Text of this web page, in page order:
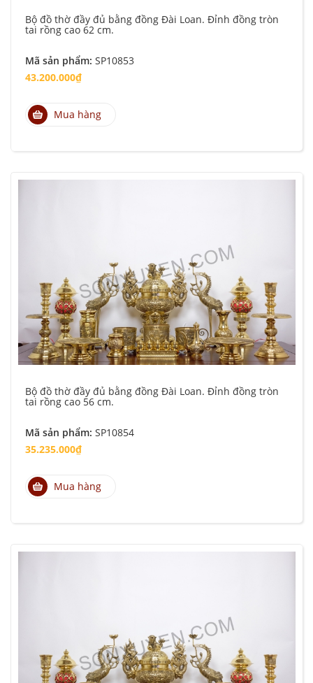
Bộ đồ thờ đầy đủ bằng đồng Đài Loan. Đỉnh đồng tròn
tai rồng cao 62 cm.
Mã sản phẩm: SP10853
43.200.000₫
Mua hàng
Bộ đồ thờ đầy đủ bằng đồng Đài Loan. Đỉnh đồng tròn
tai rồng cao 56 cm.
Mã sản phẩm: SP10854
35.235.000₫
Mua hàng